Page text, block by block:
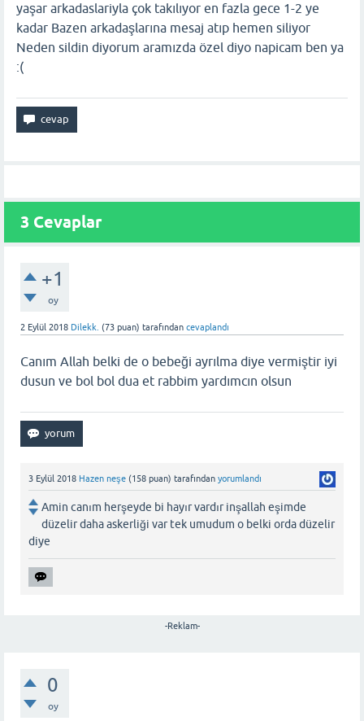
yaşar arkadaslariyla çok takılıyor en fazla gece 1-2 ye
kadar Bazen arkadaşlarına mesaj atıp hemen siliyor
Neden sildin diyorum aramızda özel diyo napicam ben ya
:(
3 Cevaplar
+1
oy
2 Eylül 2018 Dilekk. (73 puan) tarafından cevaplandı
Canım Allah belki de o bebeği ayrılma diye vermiştir iyi
dusun ve bol bol dua et rabbim yardımcın olsun
3 Eylül 2018 Hazen neşe (158 puan) tarafından yorumlandı
Amin canım herşeyde bi hayır vardır inşallah eşimde
düzelir daha askerliği var tek umudum o belki orda düzelir
diye
-Reklam-
0
oy